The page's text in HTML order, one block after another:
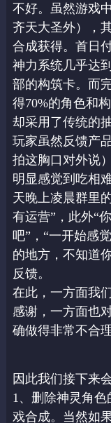
不好。虽然游戏
齐天大圣外），
合成获得。首日
神力系统几乎达
部的构筑卡。而
得70%的角色和
却采用了传统的
玩家虽然反馈产
拍这胸口对外说
明显感觉到吃相
天晚上凌晨群里
有运营”， 此外“
吧”，“一开始感
的地方，不知道
反馈。
在此，一方面我
感谢，一方面也
确做得非常不合理
因此我们接下来
1、删除神灵角
戏合成。当然如